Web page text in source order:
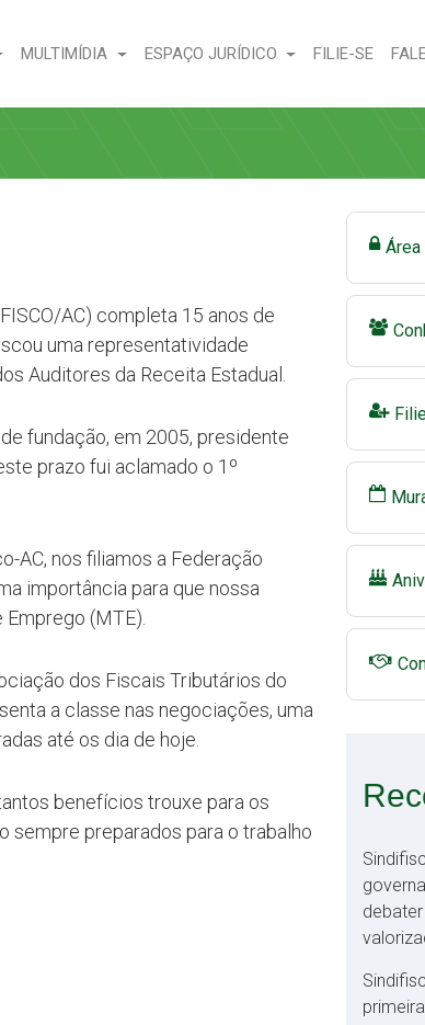
MULTIMÍDIA ESPAÇO JURÍDICO FILIE-SE
AC) completa 15 anos de
uma representatividade
Auditores da Receita Estadual.
fundação, em 2005, presidente
prazo fui aclamado o 1º
AC, nos filiamos a Federação
importância para que nossa
(MTE).
dos Fiscais Tributários do
a classe nas negociações, uma
até os dia de hoje.
benefícios trouxe para os
sempre preparados para o trabalho